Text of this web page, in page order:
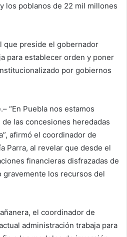
los poblanos de 22 mil millones
que preside el gobernador
para establecer orden y poner
por gobiernos
“En Puebla nos estamos
las concesiones heredadas
afirmó el coordinador de
Parra, al revelar que desde el
financieras disfrazadas de
gravemente los recursos del
el coordinador de
administración trabaja para